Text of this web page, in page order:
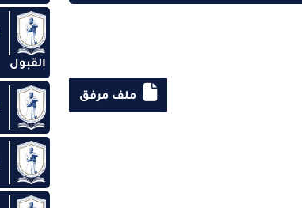
ملف مرفق
الدليل
الخريجين
الطلاب